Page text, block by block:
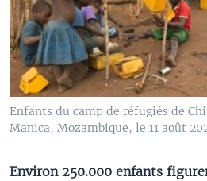
Enfants du camp de réfugiés de
Manica, Mozambique, le 11 août
Environ 250.000 enfants